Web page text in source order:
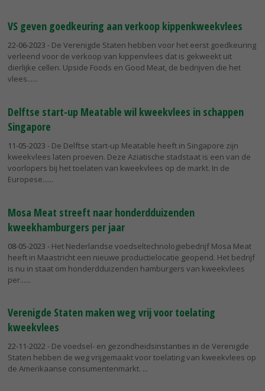
VS geven goedkeuring aan verkoop kippenkweekvlees
22-06-2023 - De Verenigde Staten hebben voor het eerst goedkeuring
verleend voor de verkoop van kippenvlees dat is gekweekt uit
dierlijke cellen. Upside Foods en Good Meat, de bedrijven die het
vlees...
Delftse start-up Meatable wil kweekvlees in schappen
Singapore
11-05-2023 - De Delftse start-up Meatable heeft in Singapore zijn
kweekvlees laten proeven. Deze Aziatische stadstaat is een van de
voorlopers bij het toelaten van kweekvlees op de markt. In de
Europese...
Mosa Meat streeft naar honderdduizenden
kweekhamburgers per jaar
08-05-2023 - Het Nederlandse voedseltechnologiebedrijf Mosa Meat
heeft in Maastricht een nieuwe productielocatie geopend. Het bedrijf
is nu in staat om honderdduizenden hamburgers van kweekvlees
per...
Verenigde Staten maken weg vrij voor toelating
kweekvlees
22-11-2022 - De voedsel- en gezondheidsinstanties in de Verenigde
Staten hebben de weg vrijgemaakt voor toelating van kweekvlees op
de Amerikaanse consumentenmarkt.